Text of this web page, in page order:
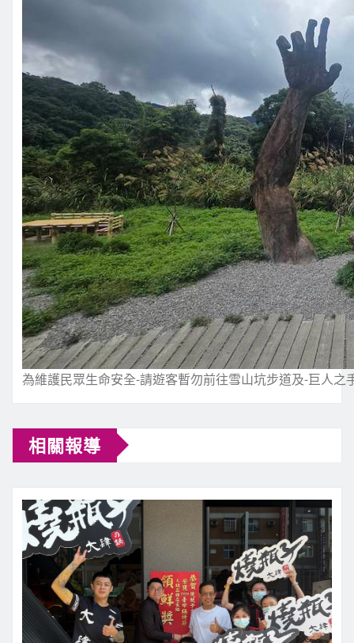
為維護民眾生命安全-請遊客暫勿前往雪山坑步道及-巨人之
相關報導